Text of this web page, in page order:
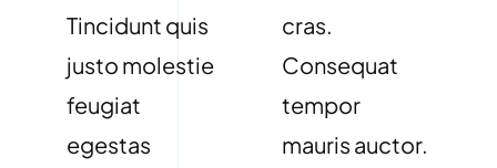
Tincidunt quis
justo molestie
feugiat
egestas
cras.
Consequat
tempor
mauris auctor.